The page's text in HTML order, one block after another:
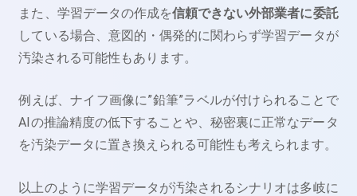
また、学習データの作成を信頼できない外部業者に委託
している場合、意図的・偶発的に関わらず学習データが
汚染される可能性もあります。
例えば、ナイフ画像に”鉛筆”ラベルが付けられることで
AIの推論精度の低下することや、秘密裏に正常なデータ
を汚染データに置き換えられる可能性も考えられます。
以上のように学習データが汚染されるシナリオは多岐に